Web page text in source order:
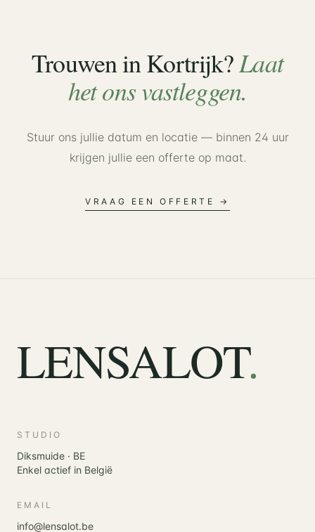
Trouwen inKortrijk?Laat
het ons vastleggen.
Stuur ons jullie datum en locatie — binnen 24 uur
krijgen jullie een offerte op maat.
VRAAG EEN OFFERTE →
LENSALOT.
STUDIO
Diksmuide · BE
Enkel actief in België
EMAIL
info@lensalot.be